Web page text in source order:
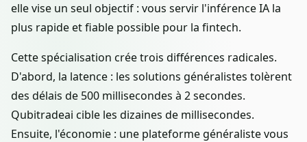
elle vise un seul objectif : vous servir l'inférence IA la
plus rapide et fiable possible pour la fintech.
Cette spécialisation crée trois différences radicales.
D'abord, la latence : les solutions généralistes tolèrent
des délais de 500 millisecondes à 2 secondes.
Qubitradeai cible les dizaines de millisecondes.
Ensuite, l'économie : une plateforme généraliste vous